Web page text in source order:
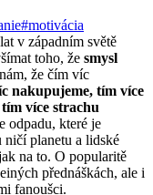
#motivácia
v západním světě
toho, že smysl
že čím víc
nakupujeme, tím více
více strachu
odpadu, které je
ničí planetu a lidské
na to. O popularitě
přednáškách, ale i
fanoušci.